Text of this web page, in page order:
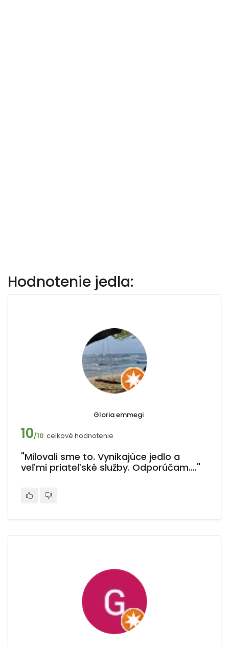
Hodnotenie jedla:
Gloria emmegi
10/10 celkové hodnotenie
"Milovali sme to. Vynikajúce jedlo a
veľmi priateľské služby. Odporúčam.…"